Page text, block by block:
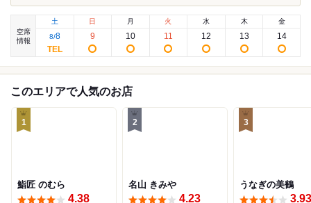
空席
情報
土
8/8
日
9
月
10
火
11
水
12
木
13
金
14
このエリアで人気のお店
1
鮨匠 のむら
4.38
2
名山 きみや
4.23
3
うなぎの美鶴
3.93